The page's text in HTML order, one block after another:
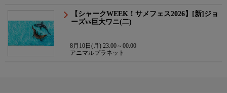
【シャークWEEK！サメフェス2026】[新]ジョ
ーズvs巨大ワニ(二)
8月10日(月) 23:00～00:00
アニマルプラネット